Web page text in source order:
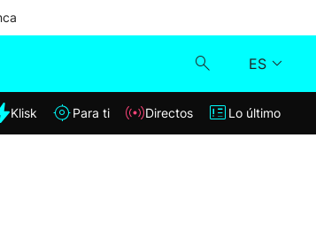
ES
Klisk
Klisk Para ti Directos Lo último